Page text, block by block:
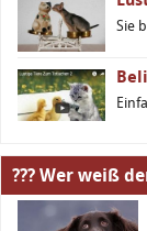
Sie
??? Wer weiß